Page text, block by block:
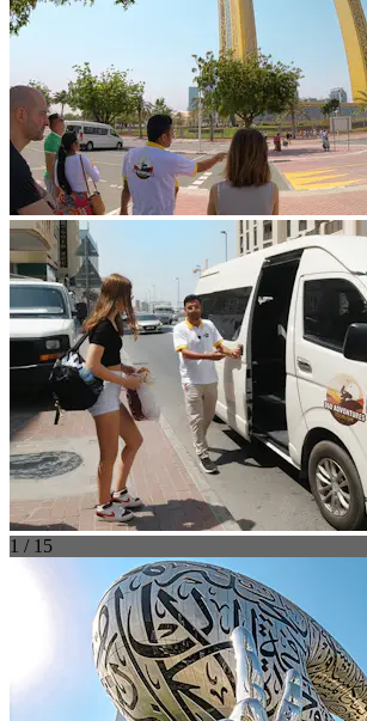
1 / 15